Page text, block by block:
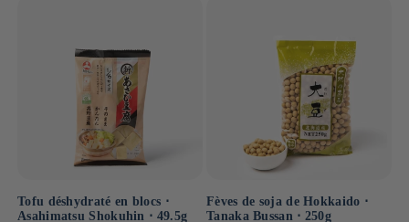
Tofu déshydraté en blocs ⋅
Asahimatsu Shokuhin ⋅ 49.5g
Fèves de soja de Hokkaido ⋅
Tanaka Bussan ⋅ 250g